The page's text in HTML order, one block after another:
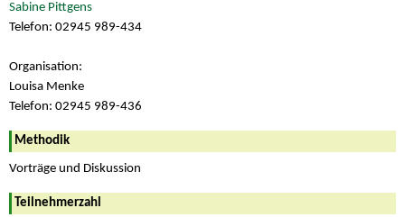
Sabine Pittgens
Telefon: 02945 989-434
Organisation:
Louisa Menke
Telefon: 02945 989-436
Methodik
Vorträge und Diskussion
Teilnehmerzahl